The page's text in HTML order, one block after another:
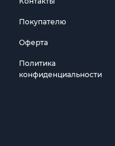
Покупателю
Оферта
Политика
конфиденциальности